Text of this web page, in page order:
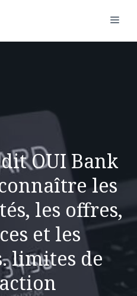
OUI Bank
les
les offres,
et les
limites de